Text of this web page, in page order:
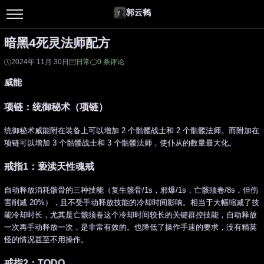
郭云鹤
暗黑4死灵法师配方
2024年 11月 30日 日常 0 条评论
威能
项链：统御秘术（项链）
统御秘术威能附在装备上可以增加 2 个骷髅战士和 2 个骷髅法师。而附加在
项链可以增加 3 个骷髅战士和 3 个骷髅法师，使仆从的数量最大化。
戒指1：亵渎天性魂戒
自动释放消耗骸骨的三种技能（复生骸骨/1s，邪爆/1s，亡骸须卷/8s，但伤
害削减 20%），且不受手动释放技能的冷却时间影响。相当于大幅缩减了技
能冷却时长，尤其是亡骸须卷这个冷却时间较长的关键群控技能，自动释放
一次再手动释放一次，是非常有效的。也降低了操作手速的要求，没有精英
怪的情况甚至不用操作。